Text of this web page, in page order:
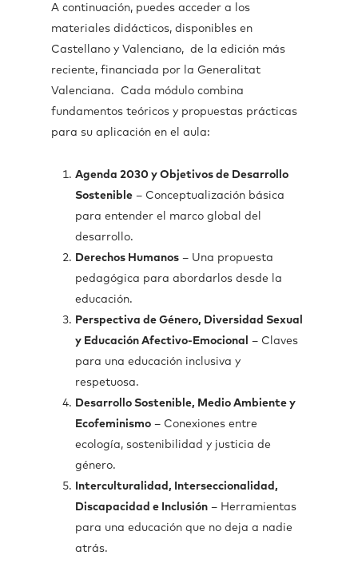
A continuación, puedes acceder a los
materiales didácticos, disponibles en
Castellano y Valenciano, de la edición más
reciente, financiada por la Generalitat
Valenciana. Cada módulo combina
fundamentos teóricos y propuestas prácticas
para su aplicación en el aula:
Agenda 2030 y Objetivos de Desarrollo
Sostenible – Conceptualización básica
para entender el marco global del
desarrollo.
Derechos Humanos – Una propuesta
pedagógica para abordarlos desde la
educación.
Perspectiva de Género, Diversidad Sexual
y Educación Afectivo-Emocional
– Claves
para una educación inclusiva y
respetuosa.
Desarrollo Sostenible, Medio Ambiente y
Ecofeminismo – Conexiones entre
ecología, sostenibilidad y justicia de
género.
Interculturalidad, Interseccionalidad,
Discapacidad e Inclusión – Herramientas
para una educación que no deja a nadie
atrás.